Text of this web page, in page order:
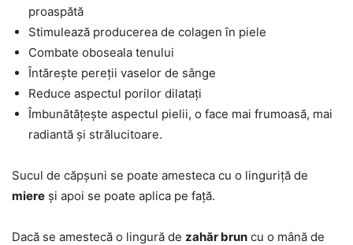
proaspătă
Stimulează producerea de colagen în piele
Combate oboseala tenului
Întărește pereții vaselor de sânge
Reduce aspectul porilor dilatați
Îmbunătățește aspectul pielii, o face mai frumoasă, mai
radiantă și strălucitoare.
Sucul de căpșuni se poate amesteca cu o linguriță de
miere și apoi se poate aplica pe față.
Dacă se amestecă o lingură de zahăr brun cu o mână de